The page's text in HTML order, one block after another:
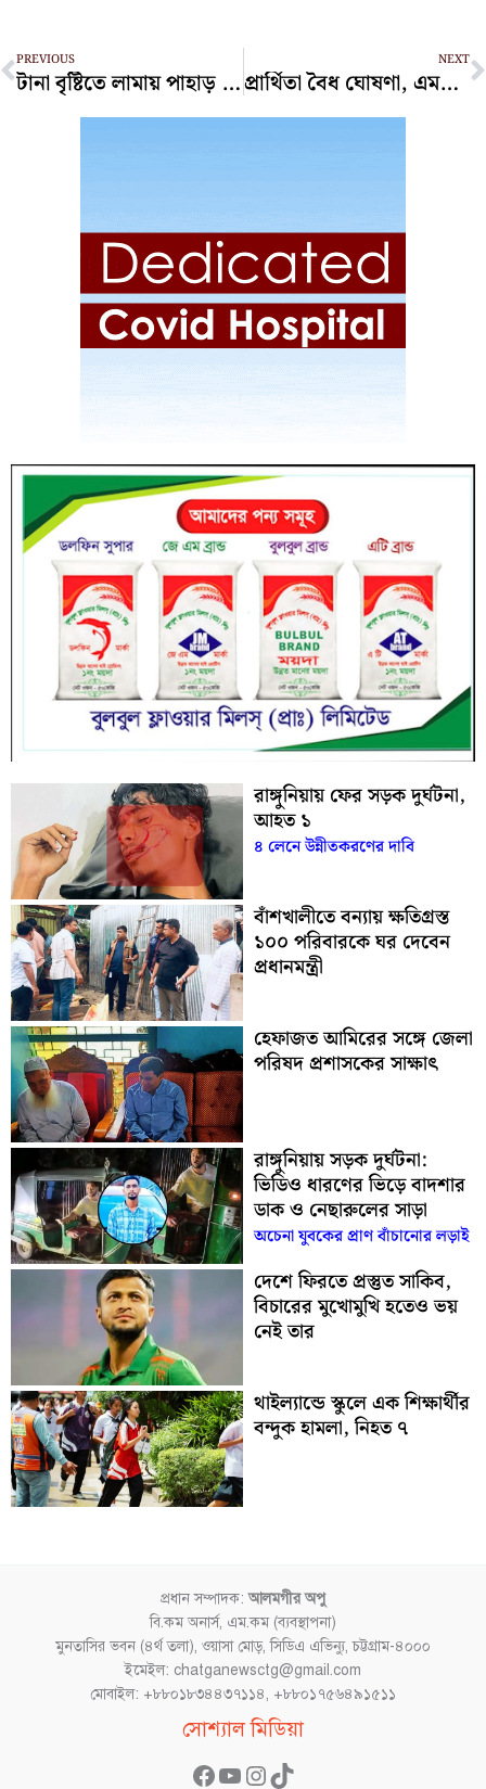
Prev
PREVIOUS
টানা বৃষ্টিতে লামায় পাহাড় ধস, ৪ বছরের শিশুসহ নিহত ৫
NEXT
প্রার্থিতা বৈধ ঘোষণা, এমপি হিসেবে শপথ নিতে পারবেন সরোয়ার আলমগীর
রাঙ্গুনিয়ায় ফের সড়ক দুর্ঘটনা,
আহত ১
৪ লেনে উন্নীতকরণের দাবি
বাঁশখালীতে বন্যায় ক্ষতিগ্রস্ত
১০০ পরিবারকে ঘর দেবেন
প্রধানমন্ত্রী
হেফাজত আমিরের সঙ্গে জেলা
পরিষদ প্রশাসকের সাক্ষাৎ
রাঙ্গুনিয়ায় সড়ক দুর্ঘটনা:
ভিডিও ধারণের ভিড়ে বাদশার
ডাক ও নেছারুলের সাড়া
অচেনা যুবকের প্রাণ বাঁচানোর লড়াই
দেশে ফিরতে প্রস্তুত সাকিব,
বিচারের মুখোমুখি হতেও ভয়
নেই তার
থাইল্যান্ডে স্কুলে এক শিক্ষার্থীর
বন্দুক হামলা, নিহত ৭
প্রধান সম্পাদক:আলমগীর অপু
বি.কম অনার্স, এম.কম (ব্যবস্থাপনা)
মুনতাসির ভবন (৪র্থ তলা), ওয়াসা মোড়, সিডিএ এভিন্যু, চট্টগ্রাম-৪০০০
ইমেইল: chatganewsctg@gmail.com
মোবাইল: +৮৮০১৮৩৪৪৩৭১১৪, +৮৮০১৭৫৬৪৯১৫১১
সোশ্যাল মিডিয়া
Facebook
YouTube
Instagram
TikTok